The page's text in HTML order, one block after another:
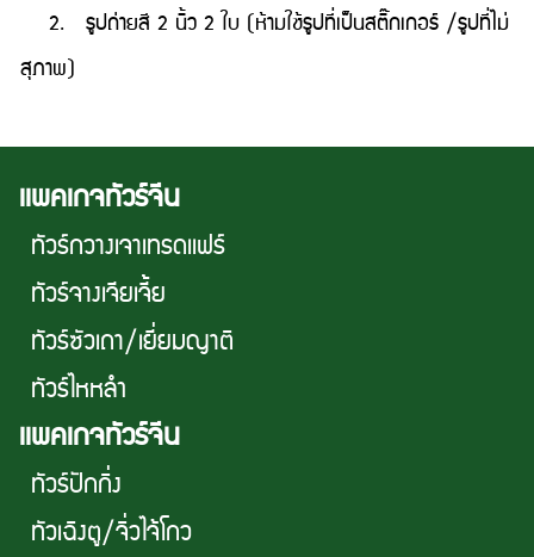
2. รูปถ่ายสี 2 นิ้ว 2 ใบ (ห้ามใช้รูปที่เป็นสติ๊กเกอร์ /รูปที่ไม่
สุภาพ)
เเพคเกจทัวร์จีน
ทัวร์กวางเจาเทรดเเฟร์
ทัวร์จางเจียเจี้ย
ทัวร์ซัวเถา/เยี่ยมญาติ
ทัวร์ไหหลำ
เเพคเกจทัวร์จีน
ทัวร์ปักกิ่ง
ทัวเฉิงตู/จิ่วไจ้โกว